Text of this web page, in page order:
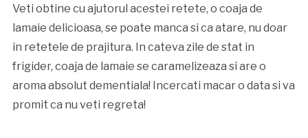
Veti obtine cu ajutorul acestei retete, o coaja de
lamaie delicioasa, se poate manca si ca atare, nu doar
in retetele de prajitura. In cateva zile de stat in
frigider, coaja de lamaie se caramelizeaza si are o
aroma absolut dementiala! Incercati macar o data si va
promit ca nu veti regreta!